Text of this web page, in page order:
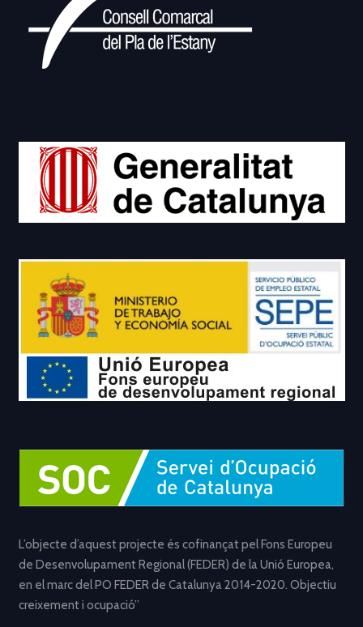
L’objecte d’aquest projecte és cofinançat pel Fons Europeu
de Desenvolupament Regional (FEDER) de la Unió Europea,
en el marc del PO FEDER de Catalunya 2014-2020. Objectiu
creixement i ocupació”